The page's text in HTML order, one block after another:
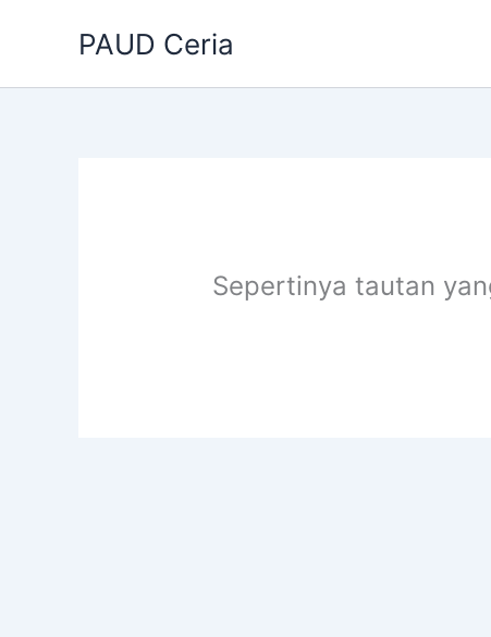
PAUD Ceria
Sepertinya tautan